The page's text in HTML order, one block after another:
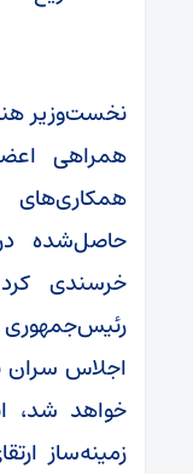
نخست‌وزیر
همراهی
همکاری‌های
حاصل‌شده
خرسندی
اجلاس سران
خواهد شد،
زمینه‌ساز